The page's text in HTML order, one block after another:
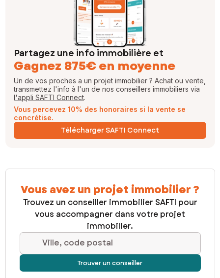
Partagez une info immobilière et
Gagnez 875€ en moyenne
Un de vos proches a un projet immobilier ? Achat ou vente,
transmettez l'info à l'un de nos conseillers immobiliers via
l'appli SAFTI Connect.
Vous percevez 10% des honoraires si la vente se
concrétise.
Télécharger SAFTI Connect
Vous avez un projet immobilier ?
Trouvez un conseiller immobilier SAFTI pour
vous accompagner dans votre projet
immobilier.
Ville, code postal
Trouver un conseiller